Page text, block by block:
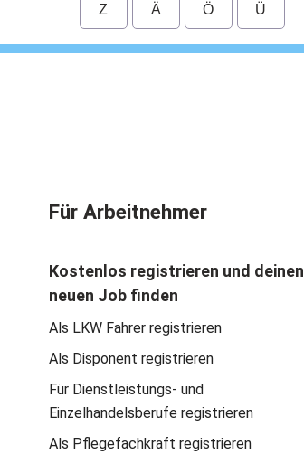
Z Ä Ö Ü
Für Arbeitnehmer
Kostenlos registrieren und deinen
neuen Job finden
Als LKW Fahrer registrieren
Als Disponent registrieren
Für Dienstleistungs- und
Einzelhandelsberufe registrieren
Als Pflegefachkraft registrieren